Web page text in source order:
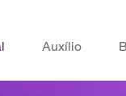
Auxílio